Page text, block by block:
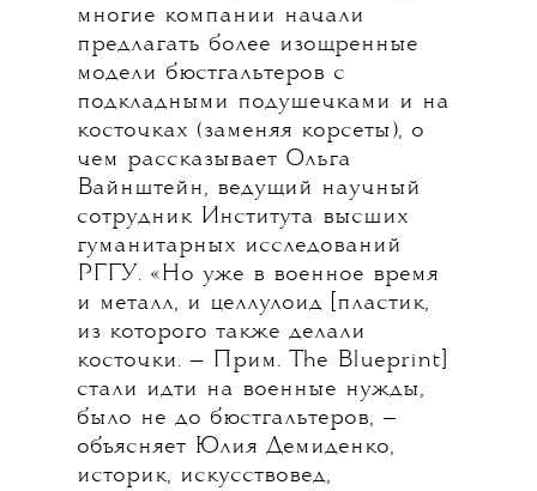
многие компании начали
предлагать более изощренные
модели бюстгальтеров с
подкладными подушечками и на
косточках (заменяя корсеты), о
чем рассказывает Ольга
Вайнштейн, ведущий научный
сотрудник Института высших
гуманитарных исследований
РГГУ. «Но уже в военное время
и металл, и целлулоид [пластик,
из которого также делали
косточки. — Прим. The Blueprint]
стали идти на военные нужды,
было не до бюстгальтеров, —
объясняет Юлия Демиденко,
историк, искусствовед,